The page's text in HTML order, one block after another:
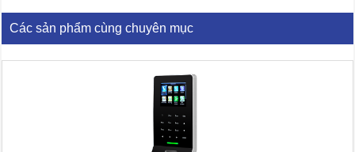
Các sản phẩm cùng chuyên mục